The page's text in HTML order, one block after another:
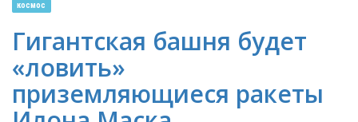
космос
Гигантская башня будет
«ловить»
приземляющиеся ракеты